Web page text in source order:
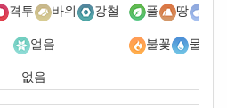
격투 바위 강철 풀 땅
얼음 불꽃 물
없음